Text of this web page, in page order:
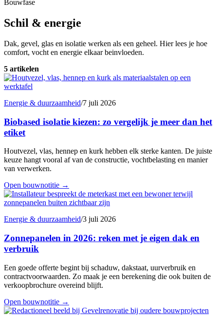
Bouwfase
Schil & energie
Dak, gevel, glas en isolatie werken als een geheel. Hier lees je hoe
comfort, vocht en energie elkaar beinvloeden.
5 artikelen
Energie & duurzaamheid/7 juli 2026
Biobased isolatie kiezen: zo vergelijk je meer dan het
etiket
Houtvezel, vlas, hennep en kurk hebben elk sterke kanten. De juiste
keuze hangt vooral af van de constructie, vochtbelasting en manier
van verwerken.
Open bouwnotitie →
Energie & duurzaamheid/3 juli 2026
Zonnepanelen in 2026: reken met je eigen dak en
verbruik
Een goede offerte begint bij schaduw, dakstaat, uurverbruik en
contractvoorwaarden. Zo maak je een berekening die ook buiten de
verkoopbrochure overeind blijft.
Open bouwnotitie →